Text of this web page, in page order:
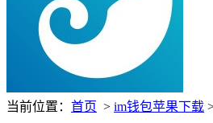
当前位置： 首页 > im钱包苹果下载